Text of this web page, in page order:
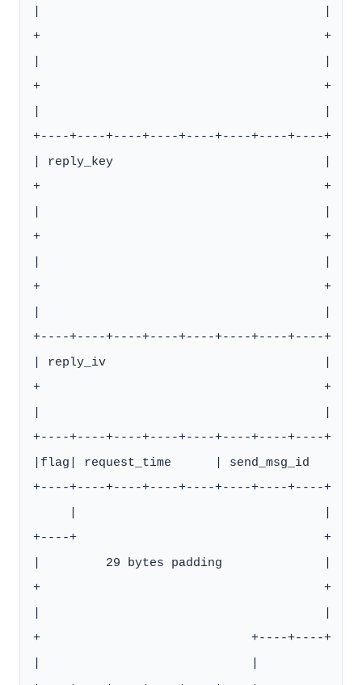
+                                       +
+                                       +
+----+----+----+----+----+----+----+----+
| reply_key                             |
+                                       +
+                                       +
+                                       +
+----+----+----+----+----+----+----+----+
| reply_iv                              |
+                                       +
+----+----+----+----+----+----+----+----+
|flag| request_time      | send_msg_id
+----+----+----+----+----+----+----+----+
+----+                                  +
|         29 bytes padding              |
+                                       +
+                             +----+----+